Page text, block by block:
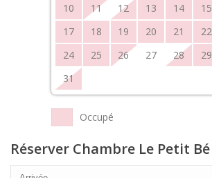
10
11 12 13 14 15
17
18 19 20 21 22
24
25 26 27 28 29
31
Occupé
Réserver Chambre Le Petit Bé